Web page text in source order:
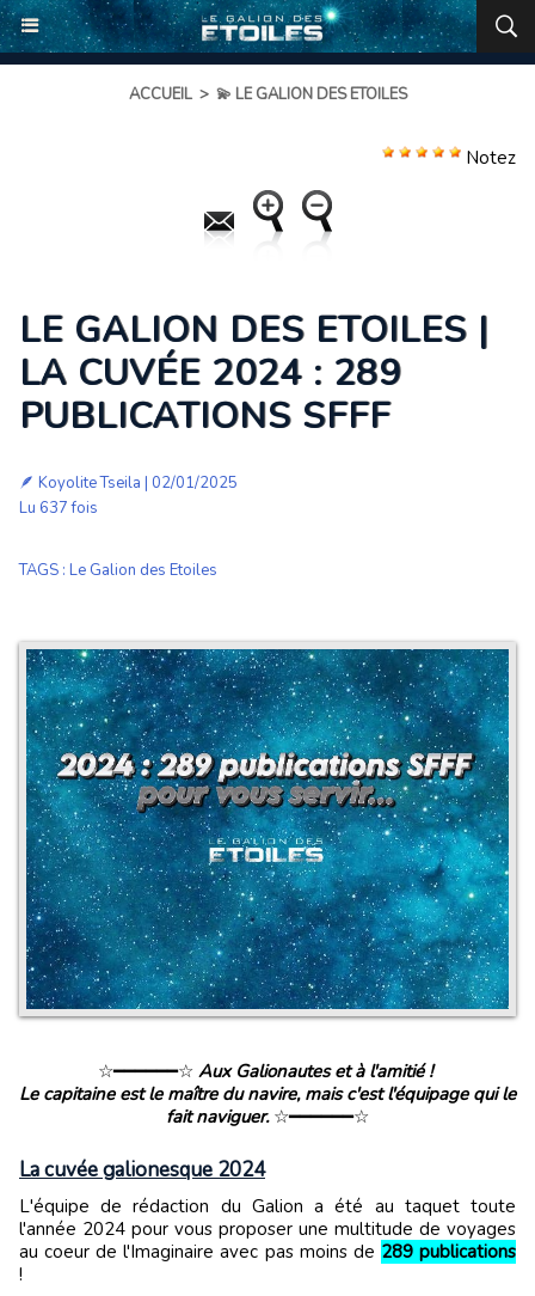
ACCUEIL > 💫 LE GALION DES ETOILES
Notez
LE GALION DES ETOILES |
LA CUVÉE 2024 : 289
PUBLICATIONS SFFF
🪶 Koyolite Tseila | 02/01/2025
Lu 637 fois
TAGS : Le Galion des Etoiles
☆━━━━━━☆ Aux Galionautes et à l'amitié !
Le capitaine est le maître du navire, mais c'est l'équipage qui le
fait naviguer.☆━━━━━━☆
La cuvée galionesque 2024
L'équipe de rédaction du Galion a été au taquet toute
l'année 2024 pour vous proposer une multitude de voyages
au coeur de l'Imaginaire avec pas moins de 289 publications
!